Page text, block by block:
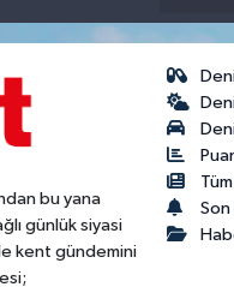
bu yana
günlük siyasi
kent gündemini